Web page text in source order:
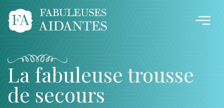
La fabuleuse trousse
de secours